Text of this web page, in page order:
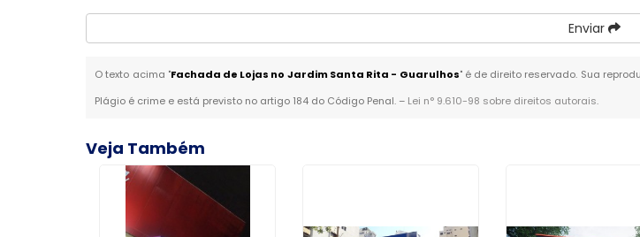
Enviar
O texto acima "Fachada de Lojas no Jardim Santa Rita - Guarulhos" é de direito reservado. Sua
Plágio é crime e está previsto no artigo 184 do Código Penal. – Lei n° 9.610-98 sobre direitos autorais.
Veja Também